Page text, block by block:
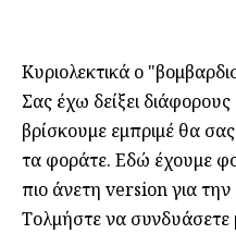
Κυριολεκτικά ο
Σας έχω δείξει
βρίσκουμε εμπριμέ θα
τα φοράτε. Εδώ έχουμε
πιο άνετη version για
Τολμήστε να συνδυάσετε